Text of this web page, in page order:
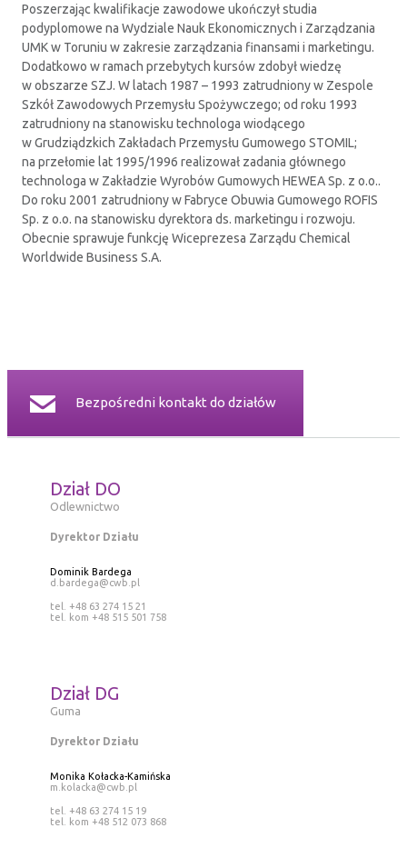
Poszerzając kwalifikacje zawodowe ukończył studia
podyplomowe na Wydziale Nauk Ekonomicznych i Zarządzania
UMK w Toruniu w zakresie zarządzania finansami i marketingu.
Dodatkowo w ramach przebytych kursów zdobył wiedzę
w obszarze SZJ. W latach 1987 – 1993 zatrudniony w Zespole
Szkół Zawodowych Przemysłu Spożywczego; od roku 1993
zatrudniony na stanowisku technologa wiodącego
w Grudziądzkich Zakładach Przemysłu Gumowego STOMIL;
na przełomie lat 1995/1996 realizował zadania głównego
technologa w Zakładzie Wyrobów Gumowych HEWEA Sp. z o.o..
Do roku 2001 zatrudniony w Fabryce Obuwia Gumowego ROFIS
Sp. z o.o. na stanowisku dyrektora ds. marketingu i rozwoju.
Obecnie sprawuje funkcję Wiceprezesa Zarządu Chemical
Worldwide Business S.A.
Bezpośredni kontakt do działów
Dział DO
Odlewnictwo
Dyrektor Działu
Dominik Bardega
d.bardega@cwb.pl
tel. +48 63 274 15 21
tel. kom +48 515 501 758
Dział DG
Guma
Dyrektor Działu
Monika Kołacka-Kamińska
m.kolacka@cwb.pl
tel. +48 63 274 15 19
tel. kom +48 512 073 868